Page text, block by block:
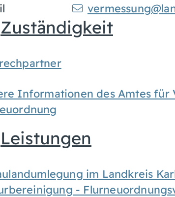
Zuständigkeit
Informationen des Amtes für
Leistungen
im Landkreis
-